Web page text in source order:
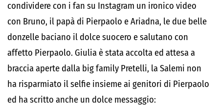
condividere con i fan su Instagram un ironico video
con Bruno, il papà di Pierpaolo e Ariadna, le due belle
donzelle baciano il dolce suocero e salutano con
affetto Pierpaolo. Giulia è stata accolta ed attesa a
braccia aperte dalla big family Pretelli, la Salemi non
ha risparmiato il selfie insieme ai genitori di Pierpaolo
ed ha scritto anche un dolce messaggio: